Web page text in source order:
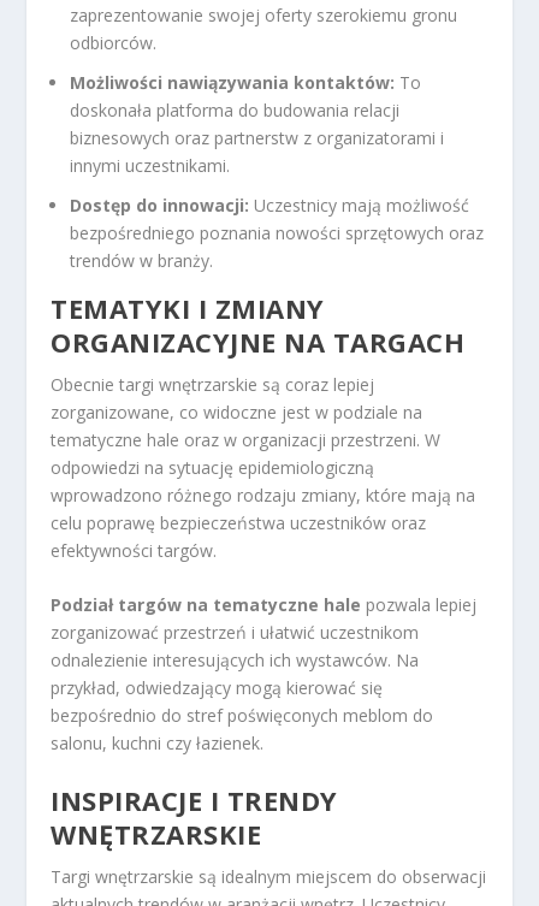
zaprezentowanie swojej oferty szerokiemu gronu
odbiorców.
Możliwości nawiązywania kontaktów: To
doskonała platforma do budowania relacji
biznesowych oraz partnerstw z organizatorami i
innymi uczestnikami.
Dostęp do innowacji: Uczestnicy mają możliwość
bezpośredniego poznania nowości sprzętowych oraz
trendów w branży.
TEMATYKI I ZMIANY
ORGANIZACYJNE NA TARGACH
Obecnie targi wnętrzarskie są coraz lepiej
zorganizowane, co widoczne jest w podziale na
tematyczne hale oraz w organizacji przestrzeni. W
odpowiedzi na sytuację epidemiologiczną
wprowadzono różnego rodzaju zmiany, które mają na
celu poprawę bezpieczeństwa uczestników oraz
efektywności targów.
Podział targów na tematyczne hale pozwala lepiej
zorganizować przestrzeń i ułatwić uczestnikom
odnalezienie interesujących ich wystawców. Na
przykład, odwiedzający mogą kierować się
bezpośrednio do stref poświęconych meblom do
salonu, kuchni czy łazienek.
INSPIRACJE I TRENDY
WNĘTRZARSKIE
Targi wnętrzarskie są idealnym miejscem do obserwacji